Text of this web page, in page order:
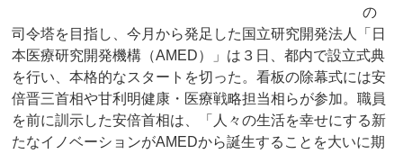
の
司令塔を目指し、今月から発足した国立研究開発法人「日
本医療研究開発機構（AMED）」は３日、都内で設立式典
を行い、本格的なスタートを切った。看板の除幕式には安
倍晋三首相や甘利明健康・医療戦略担当相らが参加。職員
を前に訓示した安倍首相は、「人々の生活を幸せにする新
たなイノベーションがAMEDから誕生することを大いに期